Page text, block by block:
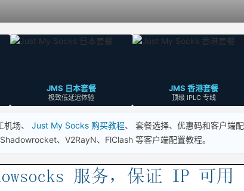
JMS 日本套餐
极致低延迟体验
JMS 香港套餐
顶级 IPLC 专线
机场、 Just My Socks 购买教程、 套餐选择、优惠码和客户端配
、V2RayN、FlClash 等客户端配置教程。